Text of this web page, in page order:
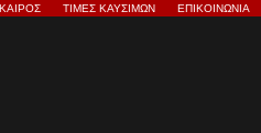
ΚΑΙΡΟΣ ΤΙΜΕΣ ΚΑΥΣΙΜΩΝ ΕΠΙΚΟΙΝΩΝΙΑ